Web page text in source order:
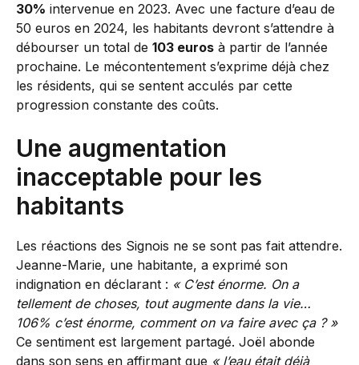
30% intervenue en 2023. Avec une facture d’eau de
50 euros en 2024, les habitants devront s’attendre à
débourser un total de 103 euros à partir de l’année
prochaine. Le mécontentement s’exprime déjà chez
les résidents, qui se sentent acculés par cette
progression constante des coûts.
Une augmentation
inacceptable pour les
habitants
Les réactions des Signois ne se sont pas fait attendre.
Jeanne-Marie, une habitante, a exprimé son
indignation en déclarant : « C’est énorme. On a
tellement de choses, tout augmente dans la vie…
106% c’est énorme, comment on va faire avec ça ? »
Ce sentiment est largement partagé. Joël abonde
dans son sens en affirmant que « l’eau était déjà